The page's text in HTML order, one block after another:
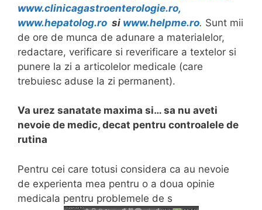
www.clinicagastroenterologie.ro,
www.hepatolog.ro si www.helpme.ro. Sunt mii
de ore de munca de adunare a materialelor,
redactare, verificare si reverificare a textelor si
punere la zi a articolelor medicale (care
trebuiesc aduse la zi permanent).
Va urez sanatate maxima si… sa nu aveti
nevoie de medic, decat pentru controalele de
rutina
Pentru cei care totusi considera ca au nevoie
de experienta mea pentru o a doua opinie
medicala pentru problemele de s